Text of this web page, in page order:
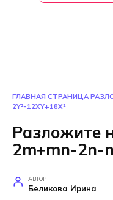
ГЛАВНАЯ СТРАНИЦА
2Y²-12XY+18X²
Разложите
2m+mn-2n-
АВТОР
Беликова Ирина